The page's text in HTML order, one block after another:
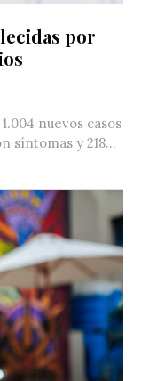
por
nuevos casos
síntomas y 218...